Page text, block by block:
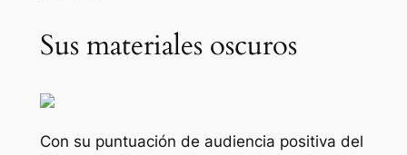
Sus materiales oscuros
Con su puntuación de audiencia positiva del